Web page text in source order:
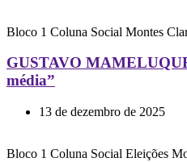
Bloco 1 Coluna Social Montes
GUSTAVO
média”
13 de dezembro de 2025
Bloco 1 Coluna Social Eleições